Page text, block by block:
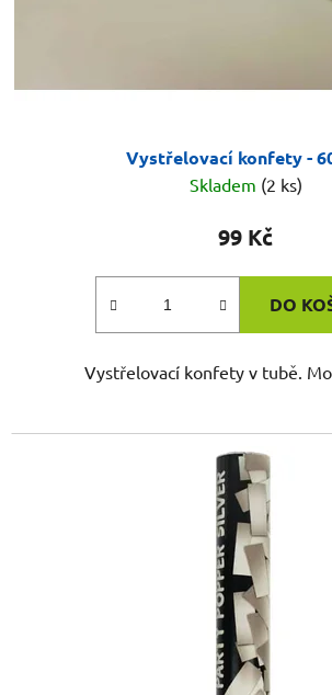
Vystřelovací konfety -
Skladem (2 ks)
99 Kč
DO
Vystřelovací konfety v tubě.